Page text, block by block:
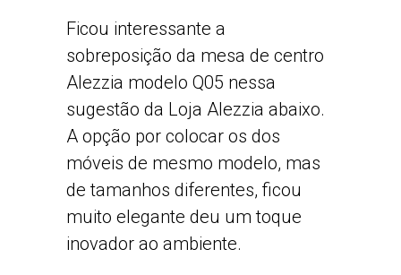
Ficou interessante a
sobreposição da mesa de centro
Alezzia modelo Q05 nessa
sugestão da Loja Alezzia abaixo.
A opção por colocar os dos
móveis de mesmo modelo, mas
de tamanhos diferentes, ficou
muito elegante deu um toque
inovador ao ambiente.